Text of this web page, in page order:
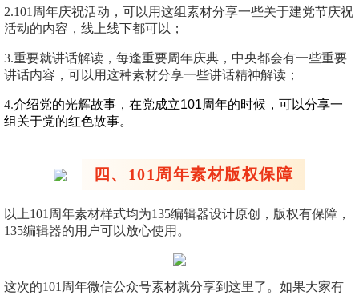
2.101周年庆祝活动，可以用这组素材分享一些关于建党节庆祝
活动的内容，线上线下都可以；
3.重要就讲话解读，每逢重要周年庆典，中央都会有一些重要
讲话内容，可以用这种素材分享一些讲话精神解读；
4.介绍党的光辉故事，在党成立101周年的时候，可以分享一
组关于党的红色故事。
四、101周年素材版权保障
以上101周年素材样式均为135编辑器设计原创，版权有保障，
135编辑器的用户可以放心使用。
这次的101周年微信公众号素材就分享到这里了。如果大家有